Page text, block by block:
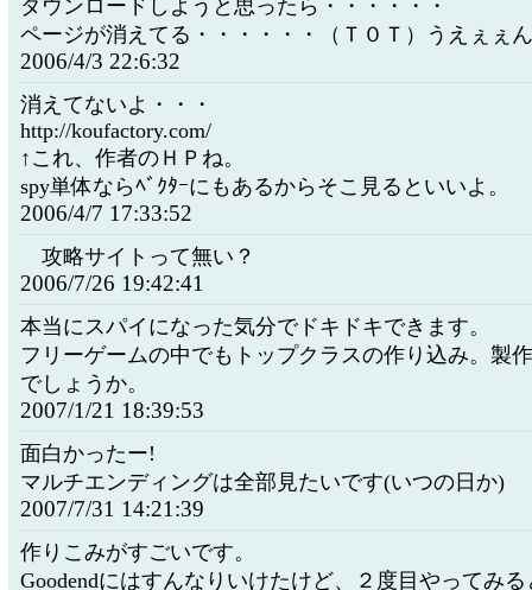
ダウンロードしようと思ったら・・・・・・
ページが消えてる・・・・・・（Ｔ０Ｔ）うえぇぇん
2006/4/3 22:6:32
消えてないよ・・・
http://koufactory.com/
↑これ、作者のＨＰね。
spy単体ならﾍﾞｸﾀｰにもあるからそこ見るといいよ。
2006/4/7 17:33:52
攻略サイトって無い？
2006/7/26 19:42:41
本当にスパイになった気分でドキドキできます。
フリーゲームの中でもトップクラスの作り込み。製
でしょうか。
2007/1/21 18:39:53
面白かったー!
マルチエンディングは全部見たいです(いつの日か)
2007/7/31 14:21:39
作りこみがすごいです。
Goodendにはすんなりいけたけど、２度目やってみ